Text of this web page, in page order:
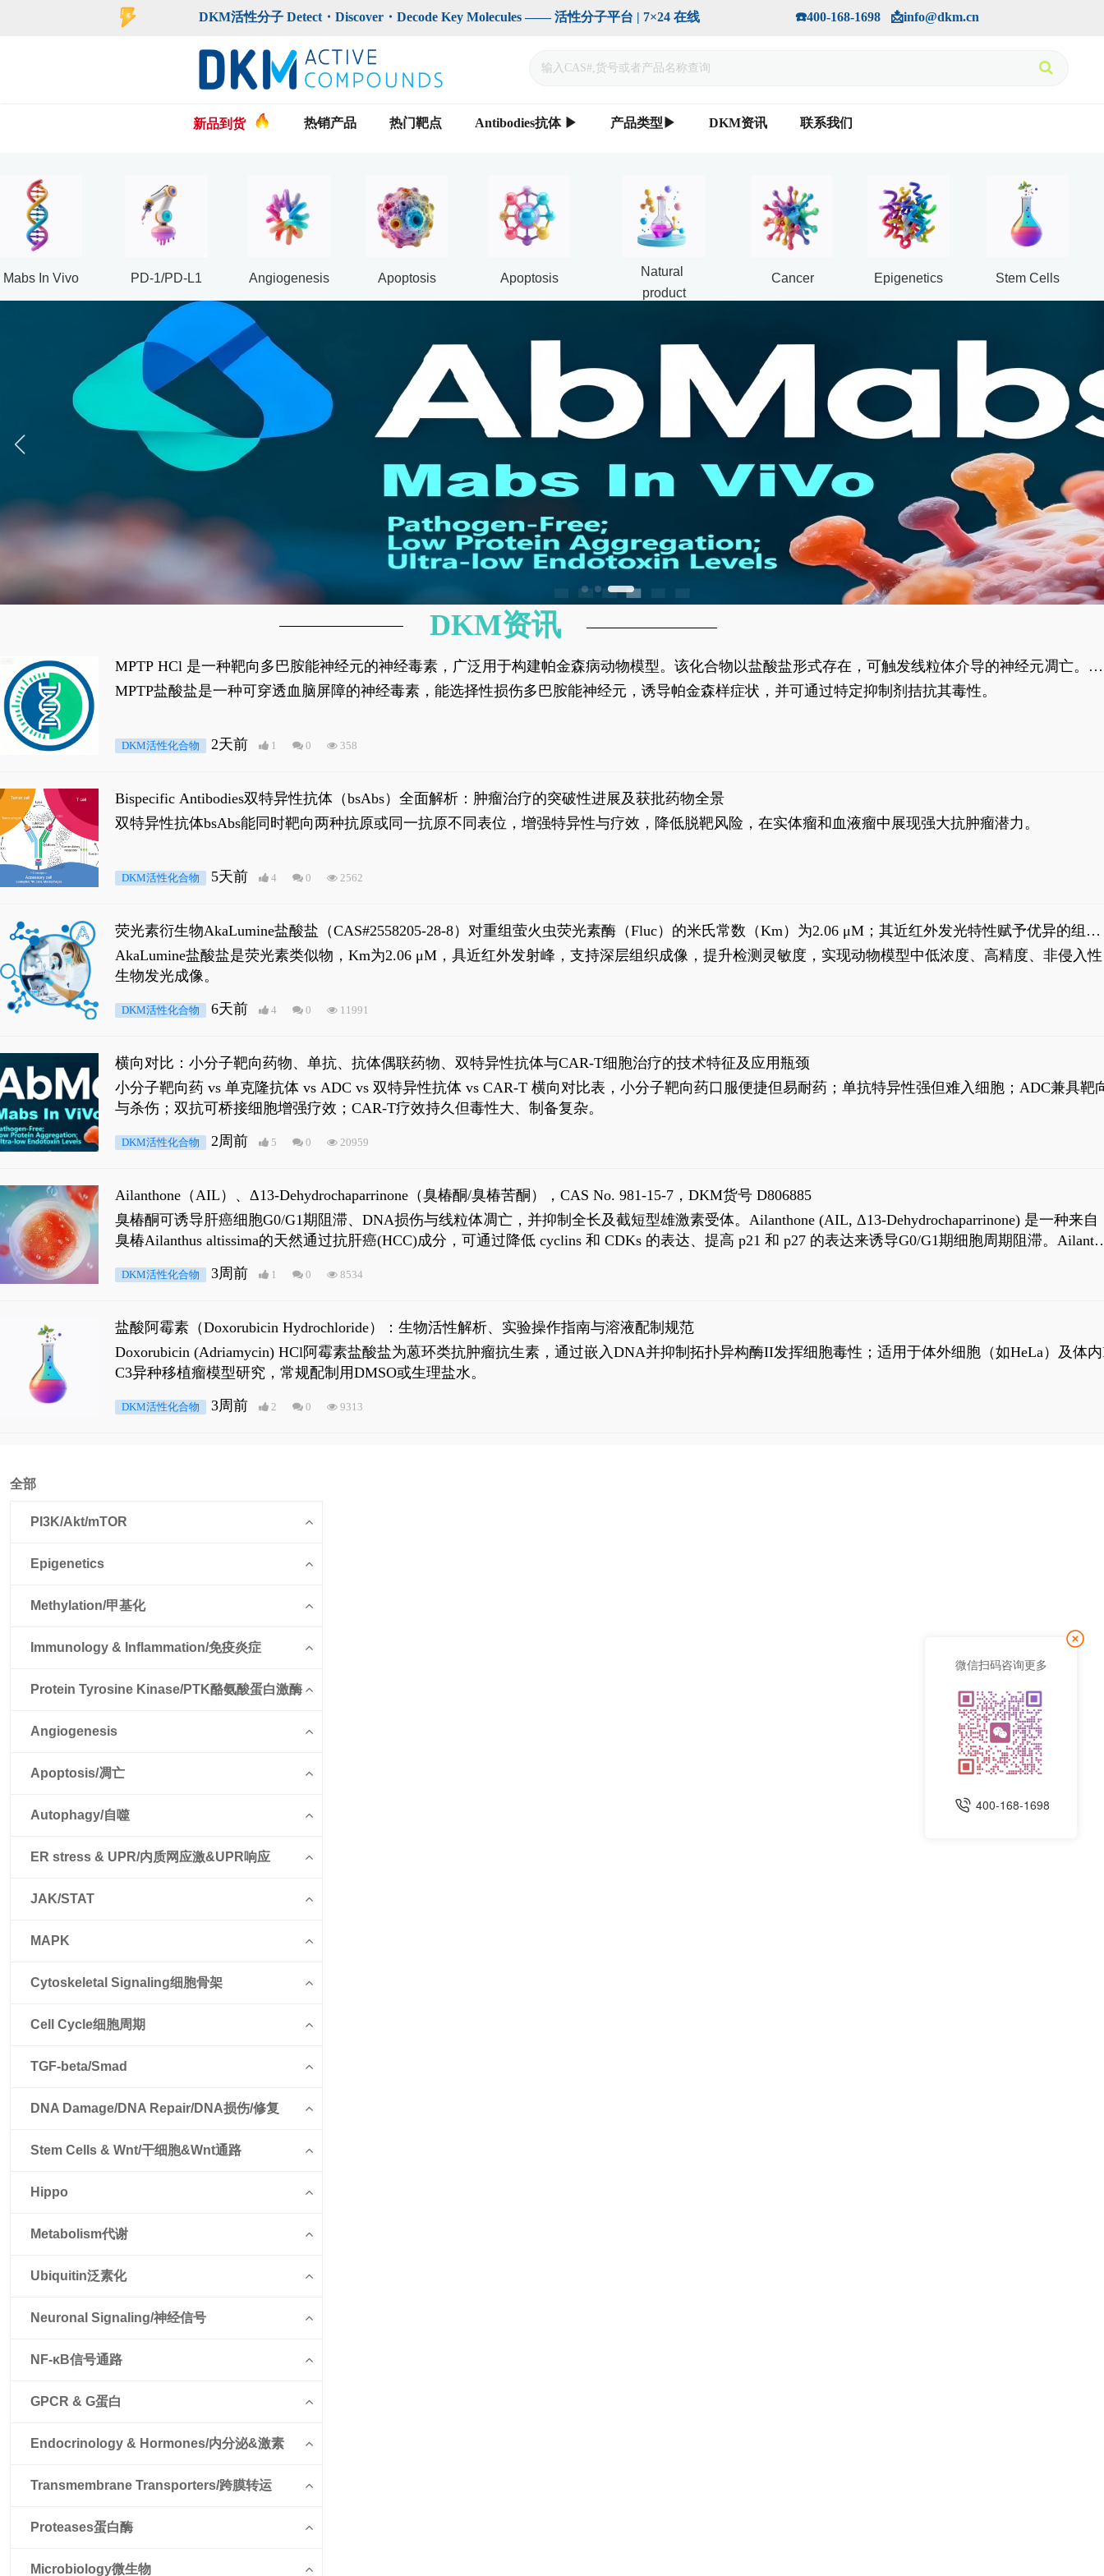
手机版
DKM活性分子 Detect・Discover・Decode Key Molecules —— 活性分子平台 | 7×24 在线                             ☎️400-168-1698   📩info@dkm.cn
新品到货 热销产品 热门靶点 Antibodies抗体 ▶ 产品类型▶ DKM资讯 联系我们
Mabs In Vivo PD-1/PD-L1 Angiogenesis Apoptosis Apoptosis
Natural
product
Cancer Epigenetics Stem Cells
MPTP HCl 是一种靶向多巴胺能神经元的神经毒素，广泛用于构建帕金森病动物模型。该化合物以盐酸盐形式存在，可触发线粒体介导的神经元凋亡。其
经典应用即为选择性损毁中脑黑质致密部多巴胺能神经元，从而可靠模拟帕金森病的核心病理与行为表型。
MPTP盐酸盐是一种可穿透血脑屏障的神经毒素，能选择性损伤多巴胺能神经元，诱导帕金森样症状，并可通过特定抑制剂拮抗其毒性。
DKM活性化合物 2天前 1 0 358
Bispecific Antibodies双特异性抗体（bsAbs）全面解析：肿瘤治疗的突破性进展及获批药物全景
双特异性抗体bsAbs能同时靶向两种抗原或同一抗原不同表位，增强特异性与疗效，降低脱靶风险，在实体瘤和血液瘤中展现强大抗肿瘤潜力。
DKM活性化合物 5天前 4 0 2562
荧光素衍生物AkaLumine盐酸盐（CAS#2558205-28-8）对重组萤火虫荧光素酶（Fluc）的米氏常数（Km）为2.06 μM；其近红外发光特性赋予优异的组织
穿透能力，大幅增强成像信噪比，从而实现活体动物模型中极低给药剂量下的高灵敏度、非侵入式生物发光动态追踪。
AkaLumine盐酸盐是荧光素类似物，Km为2.06 μM，具近红外发射峰，支持深层组织成像，提升检测灵敏度，实现动物模型中低浓度、高精度、非侵入性
生物发光成像。
DKM活性化合物 6天前 4 0 11991
横向对比：小分子靶向药物、单抗、抗体偶联药物、双特异性抗体与CAR-T细胞治疗的技术特征及应用瓶颈
小分子靶向药 vs 单克隆抗体 vs ADC vs 双特异性抗体 vs CAR-T 横向对比表，小分子靶向药口服便捷但易耐药；单抗特异性强但难入细胞；ADC兼具靶
与杀伤；双抗可桥接细胞增强疗效；CAR-T疗效持久但毒性大、制备复杂。
DKM活性化合物 2周前 5 0 20959
Ailanthone（AIL）、Δ13-Dehydrochaparrinone（臭椿酮/臭椿苦酮），CAS No. 981-15-7，DKM货号 D806885
臭椿酮可诱导肝癌细胞G0/G1期阻滞、DNA损伤与线粒体凋亡，并抑制全长及截短型雄激素受体。Ailanthone (AIL, Δ13-Dehydrochaparrinone) 是一种来自
臭椿Ailanthus altissima的天然通过抗肝癌(HCC)成分，可通过降低 cyclins 和 CDKs 的表达、提高 p21 和 p27 的表达来诱导G0/G1期细胞周期阻滞。
是全长 Androgen Receptor (AR-FL)和组成型活性截断AR剪接变体(AR-Vs, AR1-651)的抑制剂，对应的IC50值分别为69 nM和309 nM。
DKM活性化合物 3周前 1 0 8534
盐酸阿霉素（Doxorubicin Hydrochloride）：生物活性解析、实验操作指南与溶液配制规范
Doxorubicin (Adriamycin) HCl阿霉素盐酸盐为蒽环类抗肿瘤抗生素，通过嵌入DNA并抑制拓扑异构酶II发挥细胞毒性；适用于体外细胞（如HeLa）及体内
C3异种移植瘤模型研究，常规配制用DMSO或生理盐水。
DKM活性化合物 3周前 2 0 9313
DKM资讯
全部
PI3K/Akt/mTOR
Epigenetics
Methylation/甲基化
Immunology & Inflammation/免疫炎症
Protein Tyrosine Kinase/PTK酪氨酸蛋白激酶
Angiogenesis
Apoptosis/凋亡
Autophagy/自噬
ER stress & UPR/内质网应激&UPR响应
JAK/STAT
MAPK
Cytoskeletal Signaling细胞骨架
Cell Cycle细胞周期
TGF-beta/Smad
DNA Damage/DNA Repair/DNA损伤/修复
Stem Cells & Wnt/干细胞&Wnt通路
Hippo
Metabolism代谢
Ubiquitin泛素化
Neuronal Signaling/神经信号
NF-κB信号通路
GPCR & G蛋白
Endocrinology & Hormones/内分泌&激素
Transmembrane Transporters/跨膜转运
Proteases蛋白酶
Microbiology微生物
微信扫码咨询更多
400-168-1698